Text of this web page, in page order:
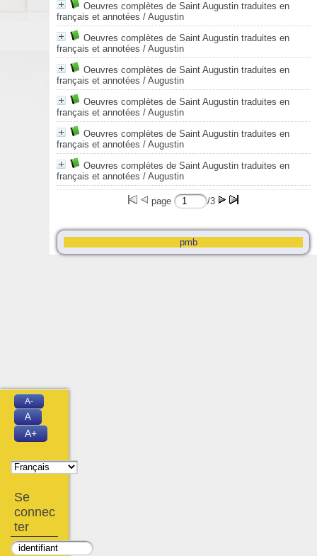
Oeuvres complètes de Saint Augustin traduites en
français et annotées / Augustin
Oeuvres complètes de Saint Augustin traduites en
français et annotées / Augustin
Oeuvres complètes de Saint Augustin traduites en
français et annotées / Augustin
Oeuvres complètes de Saint Augustin traduites en
français et annotées / Augustin
Oeuvres complètes de Saint Augustin traduites en
français et annotées / Augustin
Oeuvres complètes de Saint Augustin traduites en
français et annotées / Augustin
page /3
pmb
A-
A
A+
Se
connec
ter